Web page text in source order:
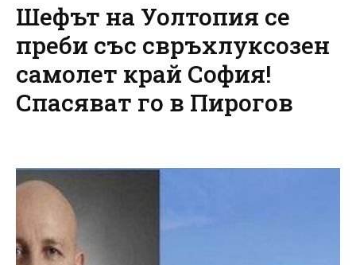
Шефът на Уолтопия се
преби със свръхлуксозен
самолет край София!
Спасяват го в Пирогов